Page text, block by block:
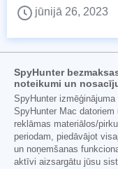
jūnijā 26, 2023
SpyHunter
noteikumi un
SpyHunter
SpyHunter Mac
reklāmas materiālos/
periodam, piedāvājot
un noņemšanas
aktīvi aizsargātu jūsu